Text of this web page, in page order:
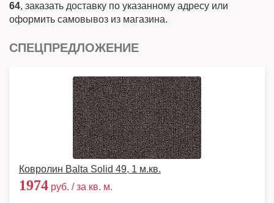
64, заказать доставку по указанному адресу или
оформить самовывоз из магазина.
СПЕЦПРЕДЛОЖЕНИЕ
Ковролин Balta Solid 49, 1 м.кв.
1974 руб. / за кв. м.